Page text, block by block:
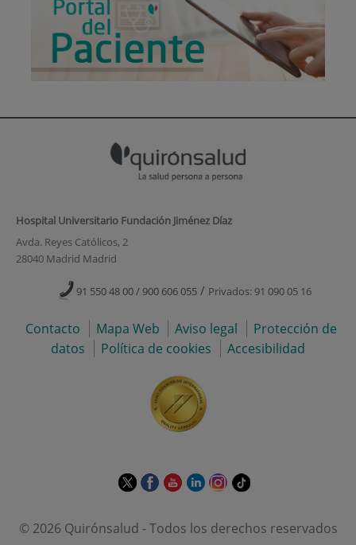
Hospital Universitario Fundación Jiménez Díaz
Avda. Reyes Católicos, 2
28040 Madrid Madrid
91 550 48 00 / 900 606 055 / Privados: 91 090 05 16
Contacto Mapa Web Aviso legal
Protección de
datos
Política de cookies Accesibilidad
Este
abrirá
Este
abrirá
Este
abrirá
Este
abrirá
Este
abrirá
Enlace
aplicación
© 2026 Quirónsalud - Todos los derechos reservados